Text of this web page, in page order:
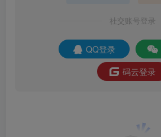
社交账号登录
QQ登录
码云登录